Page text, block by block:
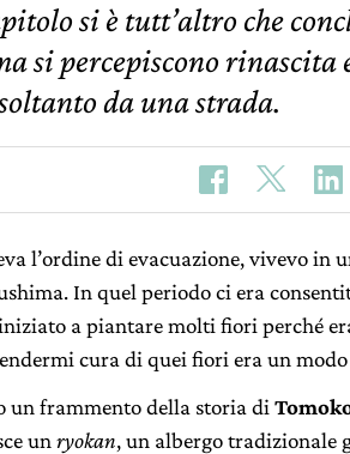
si è tutt’altro che
si percepiscono rinascita
da una strada.
l’ordine di evacuazione, vivevo in
In quel periodo ci era
a piantare molti fiori perché
cura di quei fiori era un
un frammento della storia di
un ryokan, un albergo tradizionale